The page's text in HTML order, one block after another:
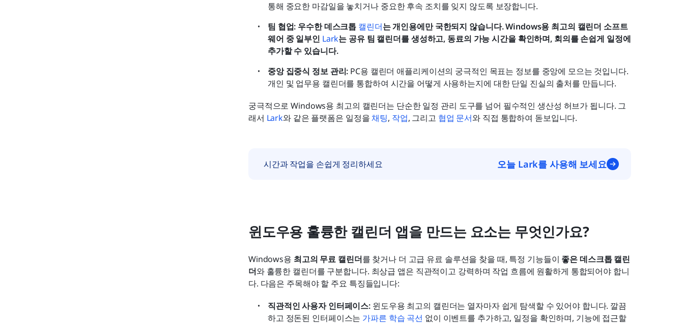
통해 중요한 마감일을 놓치거나 중요한 후속 조치를 잊지 않도록 보장합니다.
팀 협업: 우수한 데스크톱 캘린더는 개인용에만 국한되지 않습니다. Windows용 최고의 캘린더 소프트
웨어 중 일부인 Lark는 공유 팀 캘린더를 생성하고, 동료의 가능 시간을 확인하며, 회의를 손쉽게 일정에
추가할 수 있습니다.
중앙 집중식 정보 관리: PC용 캘린더 애플리케이션의 궁극적인 목표는 정보를 중앙에 모으는 것입니다.
개인 및 업무용 캘린더를 통합하여 시간을 어떻게 사용하는지에 대한 단일 진실의 출처를 만듭니다.
궁극적으로 Windows용 최고의 캘린더는 단순한 일정 관리 도구를 넘어 필수적인 생산성 허브가 됩니다. 그
래서 Lark와 같은 플랫폼은 일정을 채팅, 작업, 그리고 협업 문서와 직접 통합하여 돋보입니다.
시간과 작업을 손쉽게 정리하세요 오늘 Lark를 사용해 보세요
윈도우용 훌륭한 캘린더 앱을 만드는 요소는 무엇인가요?
Windows용 최고의 무료 캘린더를 찾거나 더 고급 유료 솔루션을 찾을 때, 특정 기능들이 좋은 데스크톱 캘린
더와 훌륭한 캘린더를 구분합니다. 최상급 앱은 직관적이고 강력하며 작업 흐름에 원활하게 통합되어야 합니
다. 다음은 주목해야 할 주요 특징들입니다:
직관적인 사용자 인터페이스: 윈도우용 최고의 캘린더는 열자마자 쉽게 탐색할 수 있어야 합니다. 깔끔
하고 정돈된 인터페이스는 가파른 학습 곡선 없이 이벤트를 추가하고, 일정을 확인하며, 기능에 접근할